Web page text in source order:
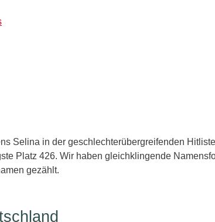
Selina in der geschlechterübergreifenden
Platz 426. Wir haben gleichklingende
gezählt.